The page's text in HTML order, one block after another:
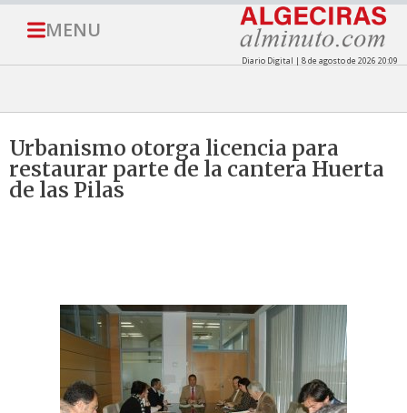
MENU
Diario Digital | 8 de agosto de 2026 20:09
Urbanismo otorga licencia para
restaurar parte de la cantera Huerta
de las Pilas